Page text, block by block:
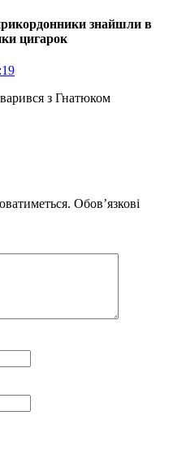
знайшли в
цигарок
з Гнатюком
Обов’язкові